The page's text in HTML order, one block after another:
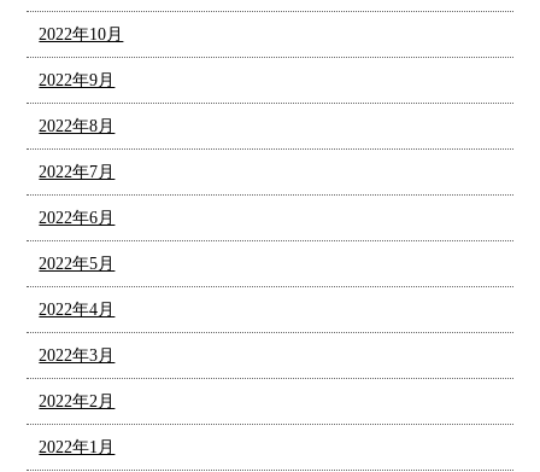
2022年10月
2022年9月
2022年8月
2022年7月
2022年6月
2022年5月
2022年4月
2022年3月
2022年2月
2022年1月